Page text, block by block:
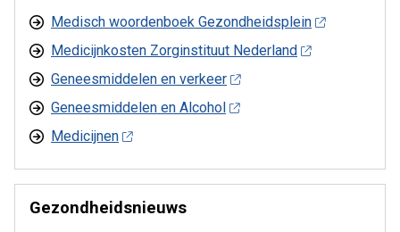
Medisch woordenboek Gezondheidsplein
Medicijnkosten Zorginstituut Nederland
Geneesmiddelen en verkeer
Geneesmiddelen en Alcohol
Medicijnen
Gezondheidsnieuws